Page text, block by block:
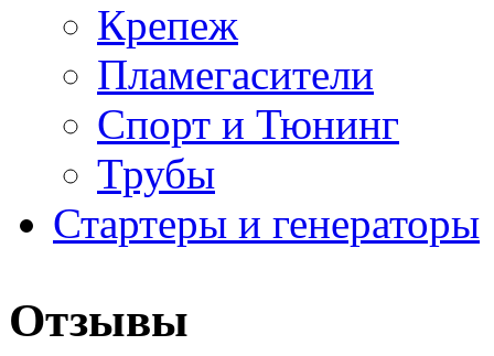
Крепеж
Пламегасители
Спорт и Тюнинг
Трубы
Стартеры и генераторы
Отзывы